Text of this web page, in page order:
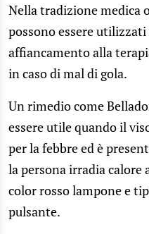
Nella tradizione medica
possono essere
affiancamento alla
in caso di mal di gola.
Un rimedio come
essere utile quando il
per la febbre ed è
la persona irradia calore
color rosso lampone e
pulsante.